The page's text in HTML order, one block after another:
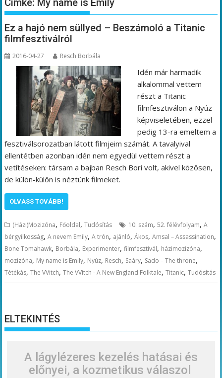
Címke: My name is Emily
Ez a hajó nem süllyed – Beszámoló a Titanic
filmfesztiválról
2016-04-27 Resch Borbála
Idén már harmadik
alkalommal vettem
részt a Titanic
filmfesztiválon a Nyúz
képviseletében, ezzel
pedig 13-ra emeltem a
fesztiválsorozatban látott filmjeim számát. A tavalyival
ellentétben azonban idén nem egyedül vettem részt a
vetítéseken: társam a bajban Resch Bori volt, akivel közösen,
de külön-külön is néztünk filmeket.
OLVASS TOVÁBB!
(Házi)Mozizóna, Főoldal,Tudósítás 10. szám,52. félévfolyam,A
bérgyilkosság,A nevem Emily,A trón, ajánló,Ákos,Amsal – Assassination,
Bone Tomahawk, Borbála, Experimenter,filmfesztivál, házimozizóna,
mozizóna, My name is Emily, Nyúz, Resch, Saáry, Sado – The throne,
Tétékás,The VVitch,The VVitch - A New England Folktale,Titanic,Tudósítás
ELTEKINTÉS
A lágylézeres kezelés hatásai és
előnyei, a kozmetikus válaszol